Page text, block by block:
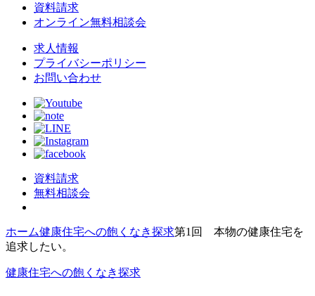
資料請求
オンライン無料相談会
求人情報
プライバシーポリシー
お問い合わせ
資料請求
無料相談会
ホーム健康住宅への飽くなき探求第1回 本物の健康住宅を
追求したい。
健康住宅への飽くなき探求